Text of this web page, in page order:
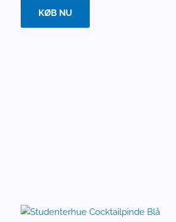
KØB NU